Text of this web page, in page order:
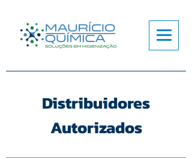
Distribuidores
Autorizados